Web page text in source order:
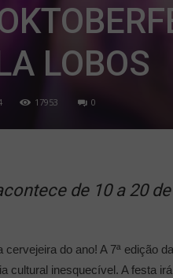
LOBOS
17953 0
de 10 a 20
do ano! A 7ª edição da
cultural inesquecível. A festa